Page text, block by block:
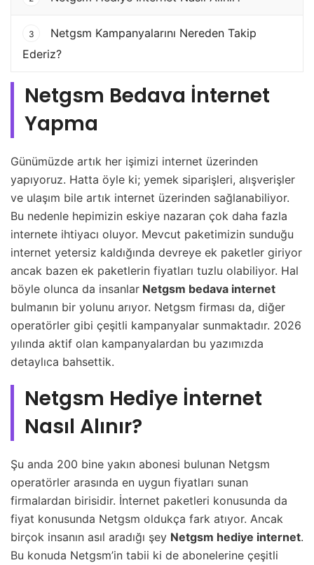
3
Netgsm Kampanyalarını Nereden Takip
Ederiz?
Netgsm Bedava İnternet
Yapma
Günümüzde artık her işimizi internet üzerinden
yapıyoruz. Hatta öyle ki; yemek siparişleri, alışverişler
ve ulaşım bile artık internet üzerinden sağlanabiliyor.
Bu nedenle hepimizin eskiye nazaran çok daha fazla
internete ihtiyacı oluyor. Mevcut paketimizin sunduğu
internet yetersiz kaldığında devreye ek paketler giriyor
ancak bazen ek paketlerin fiyatları tuzlu olabiliyor. Hal
böyle olunca da insanlar Netgsm bedava internet
bulmanın bir yolunu arıyor. Netgsm firması da, diğer
operatörler gibi çeşitli kampanyalar sunmaktadır. 2026
yılında aktif olan kampanyalardan bu yazımızda
detaylıca bahsettik.
Netgsm Hediye İnternet
Nasıl Alınır?
Şu anda 200 bine yakın abonesi bulunan Netgsm
operatörler arasında en uygun fiyatları sunan
firmalardan birisidir. İnternet paketleri konusunda da
fiyat konusunda Netgsm oldukça fark atıyor. Ancak
birçok insanın asıl aradığı şey Netgsm hediye internet.
Bu konuda Netgsm’in tabii ki de abonelerine çeşitli